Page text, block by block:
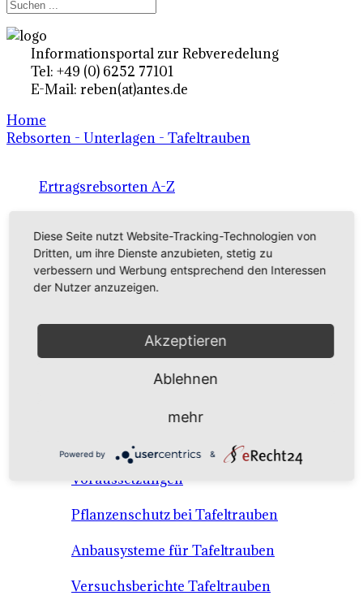
Informationsportal zur Rebveredelung
Tel: +49 (0) 6252 77101
E-Mail: reben(at)antes.de
Home
Rebsorten - Unterlagen - Tafeltrauben
Ertragsrebsorten A-Z
Rebsorten international
externe Links
Tafeltraubensorten
Anbausysteme & Recht
Tafeltrauben A-Z Sortenbeschreibungen
Tafeltraubenanbau - rechtliche
Voraussetzungen
Pflanzenschutz bei Tafeltrauben
Anbausysteme für Tafeltrauben
Versuchsberichte Tafeltrauben
Diese Seite nutzt Website-Tracking-Technologien von
Dritten, um ihre Dienste anzubieten, stetig zu
verbessern und Werbung entsprechend den Interessen
der Nutzer anzuzeigen.
Akzeptieren
Ablehnen
mehr
Powered by &